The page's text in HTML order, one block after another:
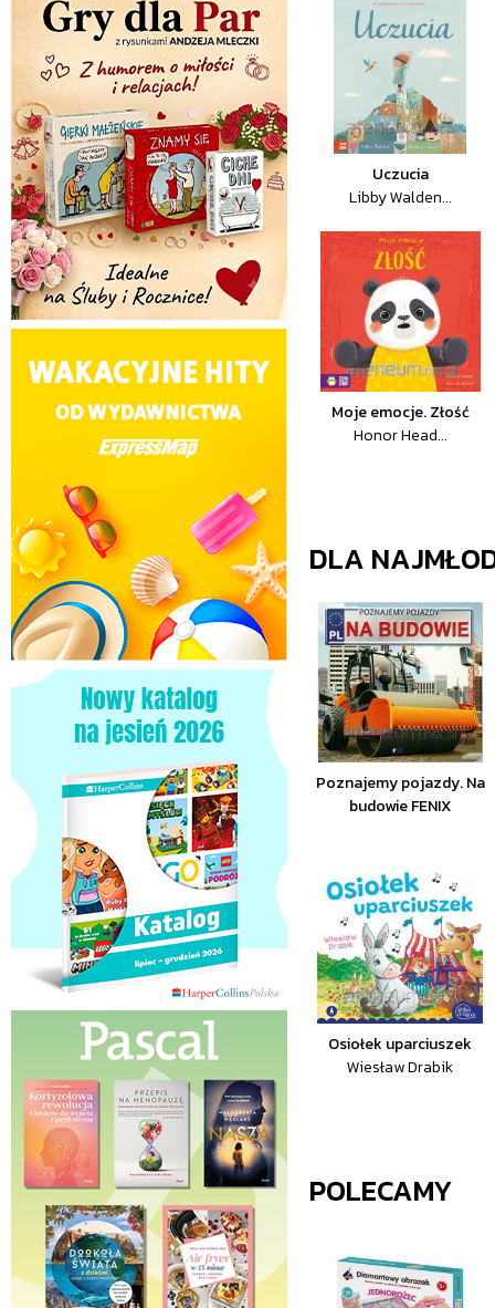
Uczucia
Libby Walden...
Moje emocje. Złość
Honor Head...
DLA
Poznajemy pojazdy. Na
budowie FENIX
Osiołek uparciuszek
Wiesław Drabik
POLECAMY